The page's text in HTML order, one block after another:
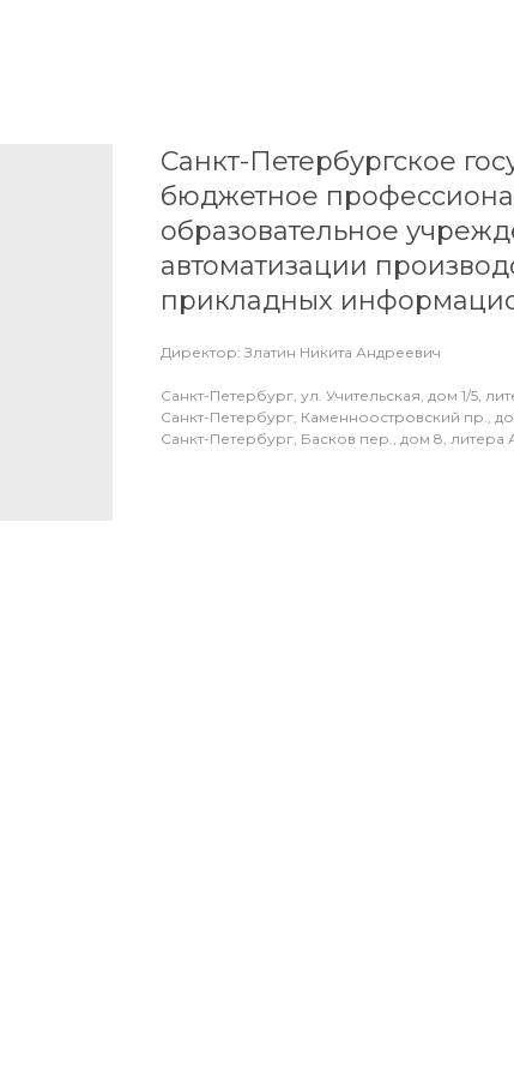
Санкт-Петербургское
бюджетное
образовательное
автоматизации
прикладных
Директор: Златин Никита Андреевич
Санкт-Петербург, ул. Учительская, дом 1/5,
Санкт-Петербург, Каменноостровский пр.,
Санкт-Петербург, Басков пер., дом 8, литера